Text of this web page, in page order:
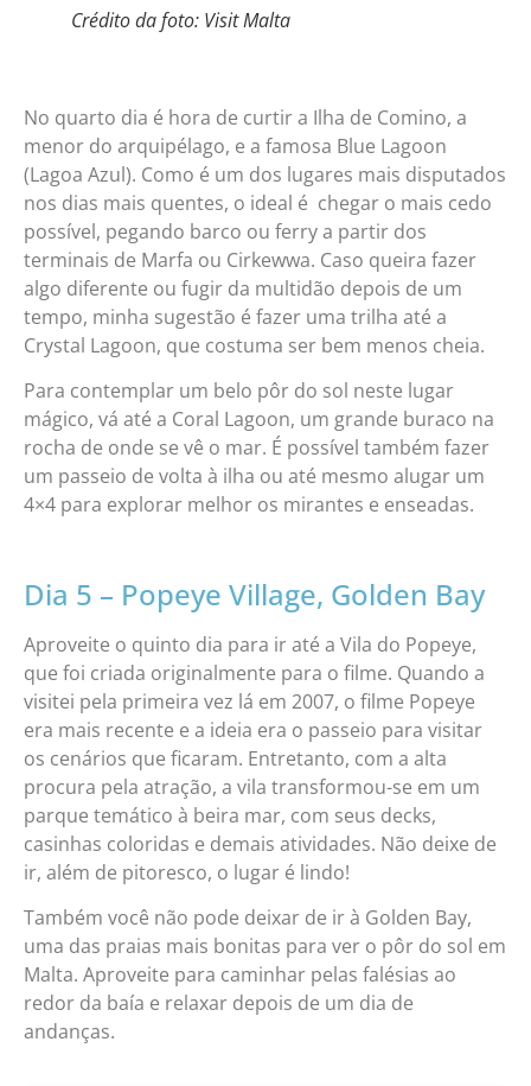
Crédito da foto: Visit Malta
No quarto dia é hora de curtir a Ilha de Comino, a
menor do arquipélago, e a famosa Blue Lagoon
(Lagoa Azul). Como é um dos lugares mais disputados
nos dias mais quentes, o ideal é chegar o mais cedo
possível, pegando barco ou ferry a partir dos
terminais de Marfa ou Cirkewwa. Caso queira fazer
algo diferente ou fugir da multidão depois de um
tempo, minha sugestão é fazer uma trilha até a
Crystal Lagoon, que costuma ser bem menos cheia.
Para contemplar um belo pôr do sol neste lugar
mágico, vá até a Coral Lagoon, um grande buraco na
rocha de onde se vê o mar. É possível também fazer
um passeio de volta à ilha ou até mesmo alugar um
4×4 para explorar melhor os mirantes e enseadas.
Dia 5 – Popeye Village, Golden Bay
Aproveite o quinto dia para ir até a Vila do Popeye,
que foi criada originalmente para o filme. Quando a
visitei pela primeira vez lá em 2007, o filme Popeye
era mais recente e a ideia era o passeio para visitar
os cenários que ficaram. Entretanto, com a alta
procura pela atração, a vila transformou-se em um
parque temático à beira mar, com seus decks,
casinhas coloridas e demais atividades. Não deixe de
ir, além de pitoresco, o lugar é lindo!
Também você não pode deixar de ir à Golden Bay,
uma das praias mais bonitas para ver o pôr do sol em
Malta. Aproveite para caminhar pelas falésias ao
redor da baía e relaxar depois de um dia de
andanças.